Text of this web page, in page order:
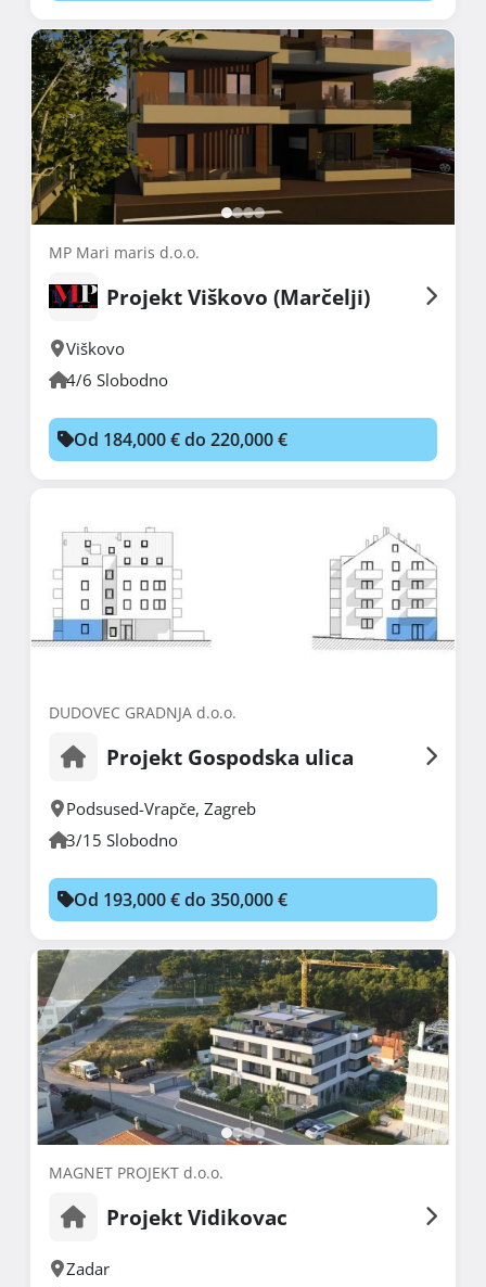
MP Mari maris d.o.o.
Projekt Viškovo (Marčelji)
Viškovo
4/6 Slobodno
Od 184,000 € do 220,000 €
DUDOVEC GRADNJA d.o.o.
Projekt Gospodska ulica
Podsused-Vrapče, Zagreb
3/15 Slobodno
Od 193,000 € do 350,000 €
MAGNET PROJEKT d.o.o.
Projekt Vidikovac
Zadar